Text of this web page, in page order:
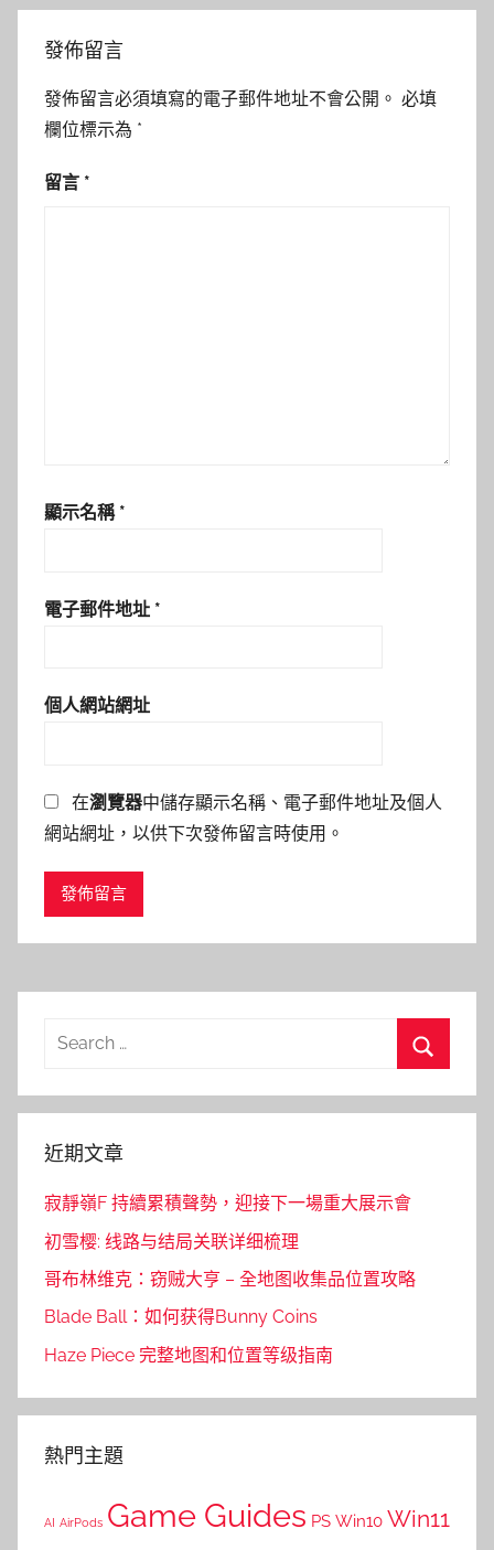
發佈留言
發佈留言必須填寫的電子郵件地址不會公開。 必填
欄位標示為 *
留言 *
顯示名稱 *
電子郵件地址 *
個人網站網址
在瀏覽器中儲存顯示名稱、電子郵件地址及個人
網站網址，以供下次發佈留言時使用。
Search
近期文章
寂靜嶺F 持續累積聲勢，迎接下一場重大展示會
初雪樱: 线路与结局关联详细梳理
哥布林维克：窃贼大亨 – 全地图收集品位置攻略
Blade Ball：如何获得Bunny Coins
Haze Piece 完整地图和位置等级指南
熱門主題
AI AirPods Game Guides PS Win10 Win11